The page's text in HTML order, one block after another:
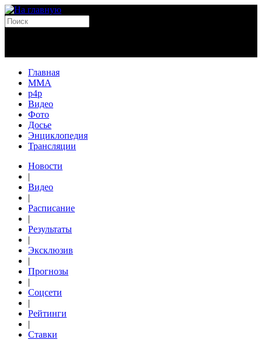
Главная
MMA
p4p
Видео
Фото
Досье
Энциклопедия
Трансляции
Новости
|
Видео
|
Расписание
|
Результаты
|
Эксклюзив
|
Прогнозы
|
Соцсети
|
Рейтинги
|
Ставки